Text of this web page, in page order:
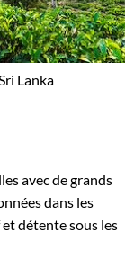
avec de grands
dans les
détente sous les